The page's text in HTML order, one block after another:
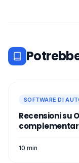
SOFTWARE DI
Recensioni su
10 min